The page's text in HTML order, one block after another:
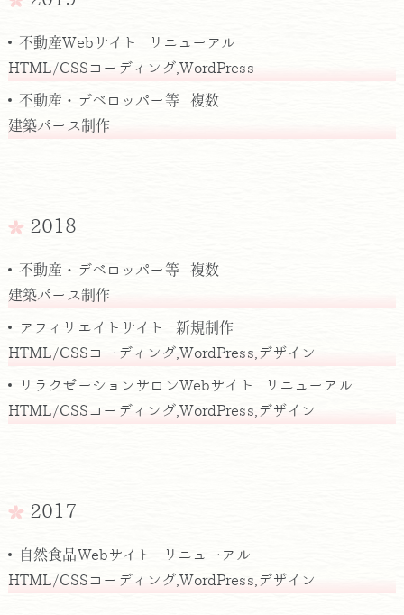
不動産Webサイト リニューアル
HTML/CSSコーディング,WordPress
不動産・デベロッパー等 複数
建築パース制作
2018
不動産・デベロッパー等 複数
建築パース制作
アフィリエイトサイト 新規制作
HTML/CSSコーディング,WordPress,デザイン
リラクゼーションサロンWebサイト リニューアル
HTML/CSSコーディング,WordPress,デザイン
2017
自然食品Webサイト リニューアル
HTML/CSSコーディング,WordPress,デザイン